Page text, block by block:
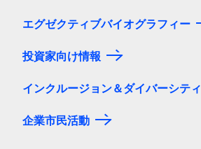
エグゼクティブバイオグラフィー
投資家向け情報
インクルージョン＆ダイバーシティ
企業市民活動